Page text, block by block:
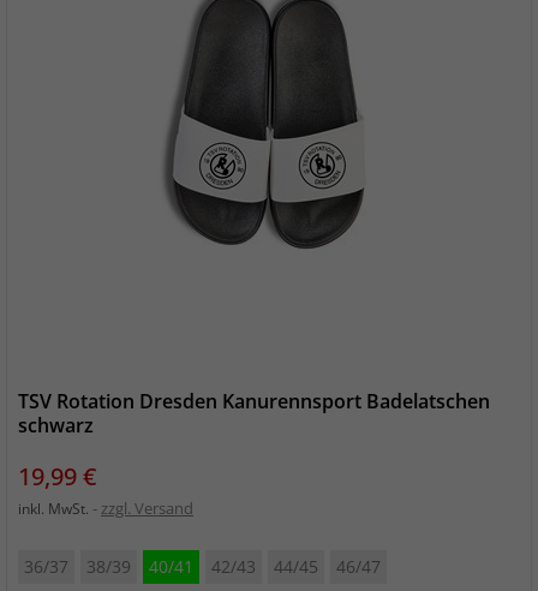
TSV Rotation Dresden Kanurennsport Badelatschen
schwarz
Preis
19,99 €
inkl. MwSt. zzgl. Versand
36/37 38/39 40/41 42/43 44/45 46/47